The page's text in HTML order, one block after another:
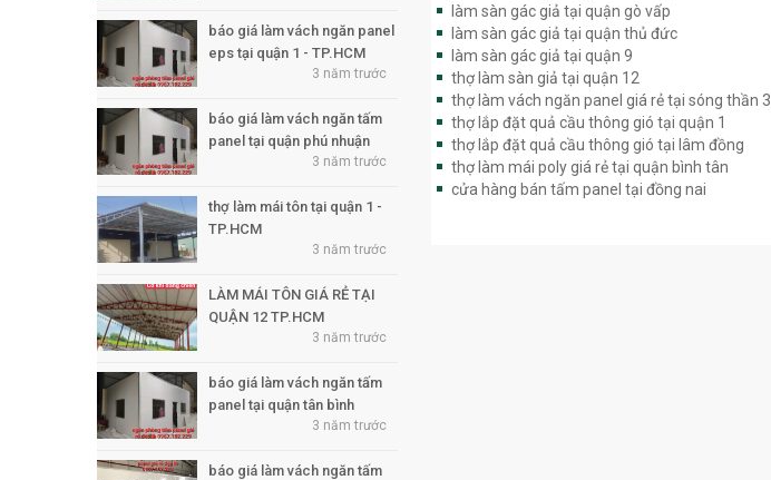
báo giá làm vách ngăn panel
eps tại quận 1 - TP.HCM
3 năm trước
báo giá làm vách ngăn tấm
panel tại quận phú nhuận
3 năm trước
thợ làm mái tôn tại quận 1 -
TP.HCM
3 năm trước
LÀM MÁI TÔN GIÁ RẺ TẠI
QUẬN 12 TP.HCM
3 năm trước
báo giá làm vách ngăn tấm
panel tại quận tân bình
3 năm trước
báo giá làm vách ngăn tấm
làm sàn gác giả tại quận gò vấp
làm sàn gác giả tại quận thủ đức
làm sàn gác giả tại quận 9
thợ làm sàn giả tại quận 12
thợ làm vách ngăn panel giá rẻ tại sóng thần 3
thợ lắp đặt quả cầu thông gió tại quận 1
thợ lắp đặt quả cầu thông gió tại lâm đồng
thợ làm mái poly giá rẻ tại quận bình tân
cửa hàng bán tấm panel tại đồng nai